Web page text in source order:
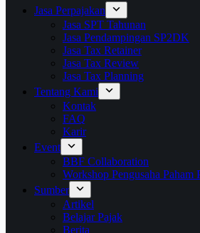
Jasa Perpajakan
Jasa SPT Tahunan
Jasa Pendampingan SP2DK
Jasa Tax Retainer
Jasa Tax Review
Jasa Tax Planning
Tentang Kami
Kontak
FAQ
Karir
Event
BBF Collaboration
Workshop Pengusaha Paham
Sumber
Artikel
Belajar Pajak
Berita